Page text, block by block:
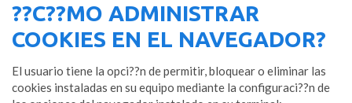
??C??MO ADMINISTRAR
COOKIES EN EL NAVEGADOR?
El usuario tiene la opci??n de permitir, bloquear o eliminar las
cookies instaladas en su equipo mediante la configuraci??n de